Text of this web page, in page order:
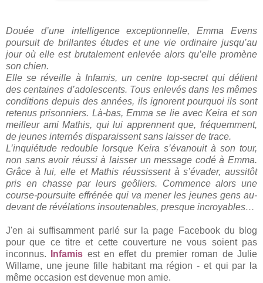
Douée d’une intelligence exceptionnelle, Emma Evens
poursuit de brillantes études et une vie ordinaire jusqu’au
jour où elle est brutalement enlevée alors qu’elle promène
son chien.
Elle se réveille à Infamis, un centre top-secret qui détient
des centaines d’adolescents. Tous enlevés dans les mêmes
conditions depuis des années, ils ignorent pourquoi ils sont
retenus prisonniers. Là-bas, Emma se lie avec Keira et son
meilleur ami Mathis, qui lui apprennent que, fréquemment,
de jeunes internés disparaissent sans laisser de trace.
L’inquiétude redouble lorsque Keira s’évanouit à son tour,
non sans avoir réussi à laisser un message codé à Emma.
Grâce à lui, elle et Mathis réussissent à s’évader, aussitôt
pris en chasse par leurs geôliers. Commence alors une
course-poursuite effrénée qui va mener les jeunes gens au-
devant de révélations insoutenables, presque incroyables…
J'en ai suffisamment parlé sur la page Facebook du blog
pour que ce titre et cette couverture ne vous soient pas
inconnus.
Infamis est en effet du premier roman de Julie
Willame, une jeune fille habitant ma région - et qui par la
même occasion est devenue mon amie.